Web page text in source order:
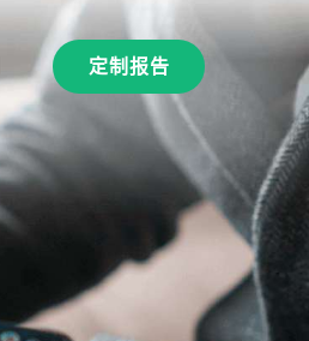
定制报告